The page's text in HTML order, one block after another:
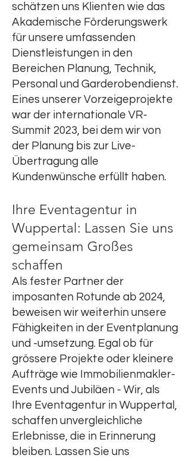
schätzen uns Klienten wie das
Akademische Förderungswerk
für unsere umfassenden
Dienstleistungen in den
Bereichen Planung, Technik,
Personal und Garderobendienst.
Eines unserer Vorzeigeprojekte
war der internationale VR-
Summit 2023, bei dem wir von
der Planung bis zur Live-
Übertragung alle
Kundenwünsche erfüllt haben.
Ihre Eventagentur in
Wuppertal: Lassen Sie uns
gemeinsam Großes
schaffen
Als fester Partner der
imposanten Rotunde ab 2024,
beweisen wir weiterhin unsere
Fähigkeiten in der Eventplanung
und -umsetzung. Egal ob für
grössere Projekte oder kleinere
Aufträge wie Immobilienmakler-
Events und Jubiläen - Wir, als
Ihre Eventagentur in Wuppertal,
schaffen unvergleichliche
Erlebnisse, die in Erinnerung
bleiben. Lassen Sie uns